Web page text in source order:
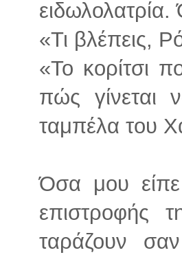
ειδωλολατρία.
«Τι βλέπεις,
«Το κορίτσι
πώς
ταμπέλα του
Όσα μου
επιστροφής
ταράζουν